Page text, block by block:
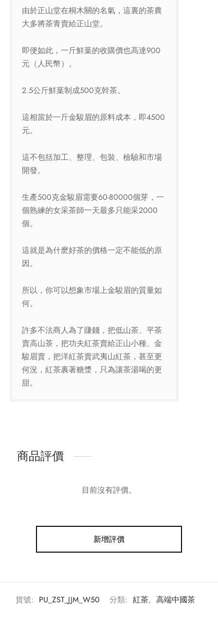
由於正山堂在桐木關的名氣，這裏的茶農
大多將茶青賣給正山堂。
即便如此，一斤鮮葉的收購價也高達900
元（人民幣）。
2.5公斤鮮葉制成500克幹茶。
這相當於一斤金駿眉的原料成本，即4500
元。
這不包括加工、整理、包裝、檢驗和市場
開發。
生產500克金駿眉需要60-80000個芽，一
個熟練的女采茶師一天最多只能采2000
個。
這就是為什麽好茶的價格一定不能低的原
因。
所以，你可以想象市場上金駿眉的質量如
何。
許多不法商人為了賺錢，把低山茶、平茶
賣高山茶，把功夫紅茶賣給正山小種、金
駿眉賣，把洋紅茶賣武夷山紅茶，甚至更
何況，紅茶裹著糖漿，只為讓茶湯喝的更
甜。
商品評價
目前沒有評價。
新增評價
貨號: PU_ZST_JJM_W50 分類: 紅茶, 高端中國茶